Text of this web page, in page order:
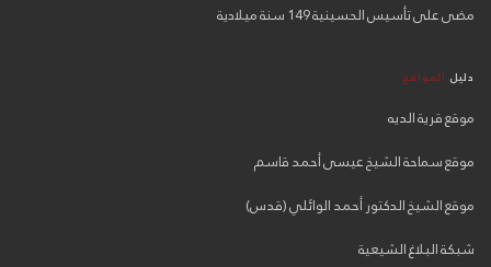
مضى على تأسيس الحسينية 149 سنة ميلادية
دليل المواقع
موقع قرية الديه
موقع سماحة الشيخ عيسى أحمد قاسم
موقع الشيخ الدكتور أحمد الوائلي (قدس)
شبكة البلاغ الشيعية